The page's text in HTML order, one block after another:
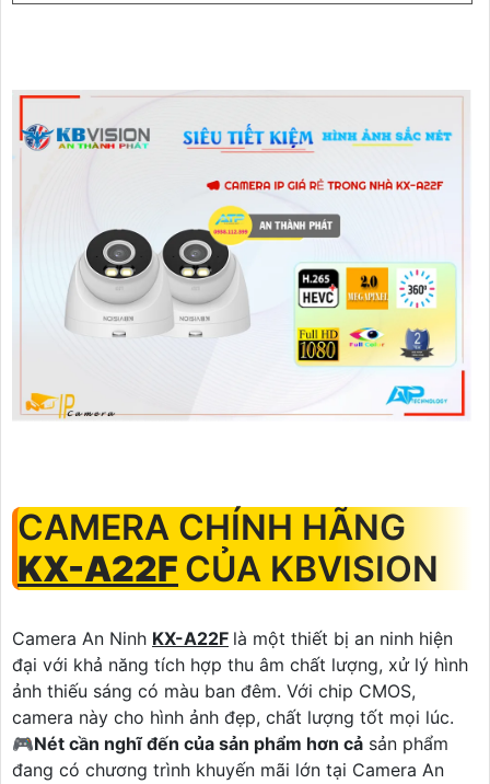
CAMERA CHÍNH HÃNG
KX-A22F CỦA KBVISION
Camera An Ninh KX-A22F là một thiết bị an ninh hiện
đại với khả năng tích hợp thu âm chất lượng, xử lý hình
ảnh thiếu sáng có màu ban đêm. Với chip CMOS,
camera này cho hình ảnh đẹp, chất lượng tốt mọi lúc.
🎮Nét cần nghĩ đến của sản phẩm hơn cả sản phẩm
đang có chương trình khuyến mãi lớn tại Camera An